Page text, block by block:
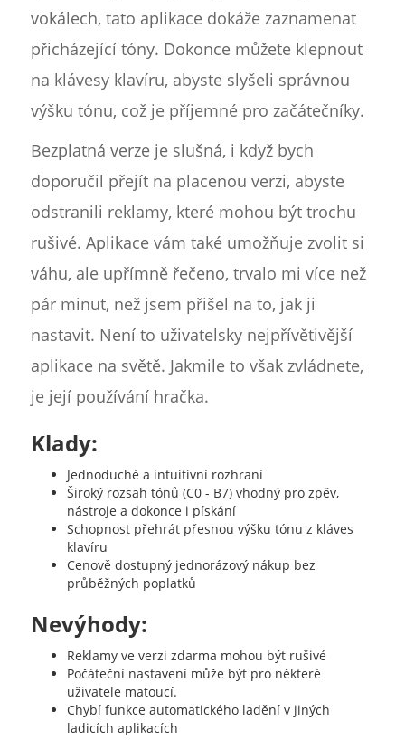
vokálech, tato aplikace dokáže zaznamenat
přicházející tóny. Dokonce můžete klepnout
na klávesy klavíru, abyste slyšeli správnou
výšku tónu, což je příjemné pro začátečníky.
Bezplatná verze je slušná, i když bych
doporučil přejít na placenou verzi, abyste
odstranili reklamy, které mohou být trochu
rušivé. Aplikace vám také umožňuje zvolit si
váhu, ale upřímně řečeno, trvalo mi více než
pár minut, než jsem přišel na to, jak ji
nastavit. Není to uživatelsky nejpřívětivější
aplikace na světě. Jakmile to však zvládnete,
je její používání hračka.
Klady:
Jednoduché a intuitivní rozhraní
Široký rozsah tónů (C0 - B7) vhodný pro zpěv,
nástroje a dokonce i pískání
Schopnost přehrát přesnou výšku tónu z kláves
klavíru
Cenově dostupný jednorázový nákup bez
průběžných poplatků
Nevýhody:
Reklamy ve verzi zdarma mohou být rušivé
Počáteční nastavení může být pro některé
uživatele matoucí.
Chybí funkce automatického ladění v jiných
ladicích aplikacích